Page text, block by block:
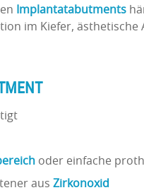
Implantatabutments
im Kiefer,
oder einfache
aus Zirkonoxid